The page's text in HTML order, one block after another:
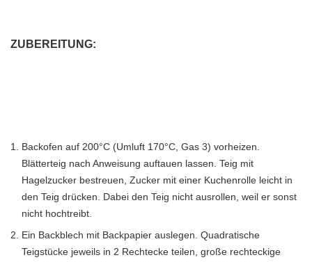
ZUBEREITUNG:
Backofen auf 200°C (Umluft 170°C, Gas 3) vorheizen.
Blätterteig nach Anweisung auftauen lassen. Teig mit
Hagelzucker bestreuen, Zucker mit einer Kuchenrolle leicht in
den Teig drücken. Dabei den Teig nicht ausrollen, weil er sonst
nicht hochtreibt.
Ein Backblech mit Backpapier auslegen. Quadratische
Teigstücke jeweils in 2 Rechtecke teilen, große rechteckige